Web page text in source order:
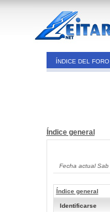
ÍNDICE DEL FORO
Índice general
Fecha actual
Índice general
Identificarse